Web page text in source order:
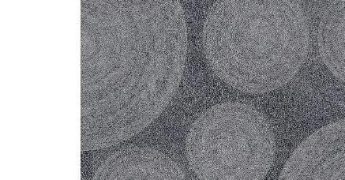
Nuomi
Wire Cromado
Lavaplatos
Steel
Canecas